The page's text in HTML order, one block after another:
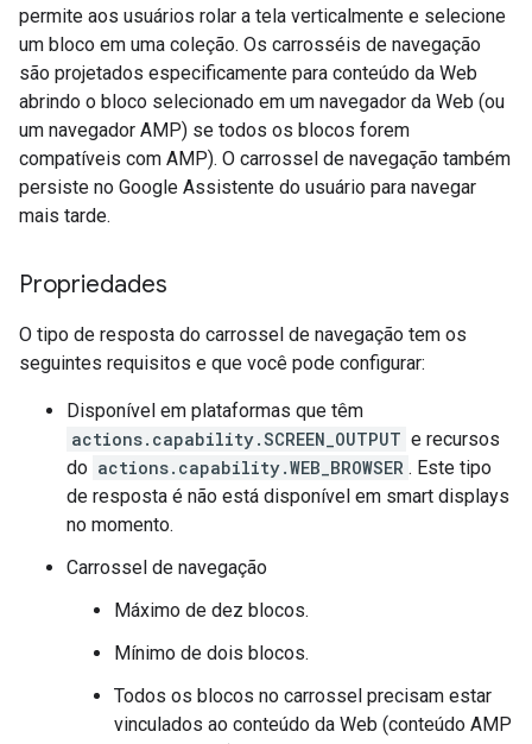
permite aos usuários rolar a tela verticalmente e selecione
um bloco em uma coleção. Os carrosséis de navegação
são projetados especificamente para conteúdo da Web
abrindo o bloco selecionado em um navegador da Web (ou
um navegador AMP) se todos os blocos forem
compatíveis com AMP). O carrossel de navegação também
persiste no Google Assistente do usuário para navegar
mais tarde.
Propriedades
O tipo de resposta do carrossel de navegação tem os
seguintes requisitos e que você pode configurar:
Disponível em plataformas que têm
actions.capability.SCREEN_OUTPUT e recursos
do actions.capability.WEB_BROWSER . Este tipo
de resposta é não está disponível em smart displays
no momento.
Carrossel de navegação
Máximo de dez blocos.
Mínimo de dois blocos.
Todos os blocos no carrossel precisam estar
vinculados ao conteúdo da Web (conteúdo AMP